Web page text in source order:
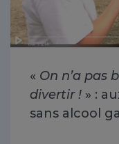
« On n’a pas
divertir ! » :
sans alcool